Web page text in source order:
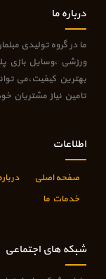
درباره ما
ما در گروه تولیدی
ورزشی ،وسایل بازی
بهترین کیفیت،می
تامین نیاز مشتریان
اطلاعات
صفحه اصلی
خدمات ما
شبکه های اجتماعی